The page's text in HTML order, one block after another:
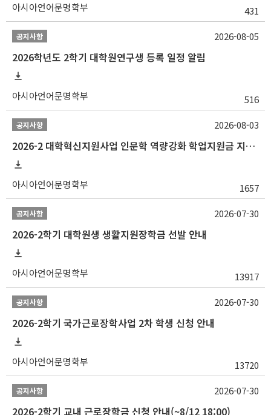
아시아언어문명학부 431
공지사항
2026학년도 2학기 대학원연구생 등록 일정 알림
아시아언어문명학부 516
2026-08-05
공지사항
2026-2 대학혁신지원사업 인문학 역량강화 학업지원금 지원 선발 안내 (학/석/박사)
아시아언어문명학부 1657
2026-08-03
공지사항
2026-2학기 대학원생 생활지원장학금 선발 안내
아시아언어문명학부 13917
2026-07-30
공지사항
2026-2학기 국가근로장학사업 2차 학생 신청 안내
아시아언어문명학부 13720
2026-07-30
공지사항
2026-2학기 교내 근로장학금 신청 안내(~8/12 18:00)
2026-07-30